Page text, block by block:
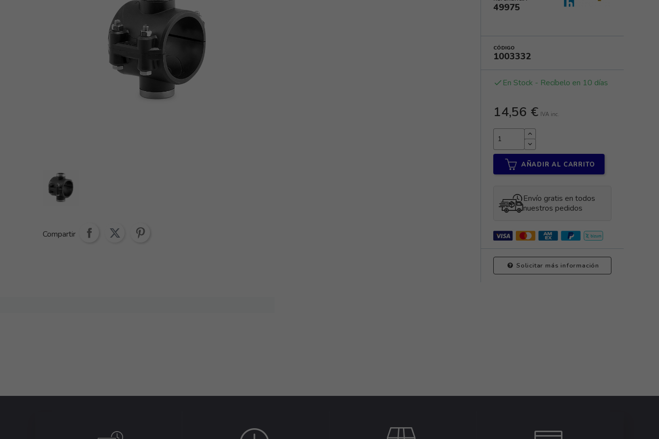
Compartir
49975
CÓDIGO
1003332
done En Stock - Recíbelo en 10 días
14,56 € IVA inc.
AÑADIR AL CARRITO
Envío gratis en todos
nuestros pedidos
Solicitar más información